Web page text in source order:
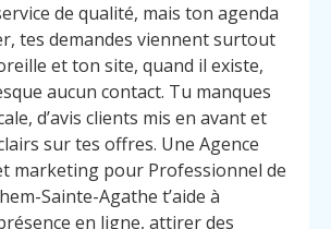
de qualité, mais ton agenda
tes demandes viennent surtout
et ton site, quand il existe,
aucun contact. Tu manques
d’avis clients mis en avant et
sur tes offres. Une Agence
marketing pour Professionnel de
Sainte-Agathe t’aide à
en ligne, attirer des